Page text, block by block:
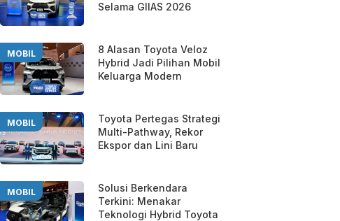
Selama GIIAS 2026
MOBIL
8 Alasan Toyota Veloz
Hybrid Jadi Pilihan Mobil
Keluarga Modern
MOBIL
Toyota Pertegas Strategi
Multi-Pathway, Rekor
Ekspor dan Lini Baru
MOBIL
Solusi Berkendara
Terkini: Menakar
Teknologi Hybrid Toyota